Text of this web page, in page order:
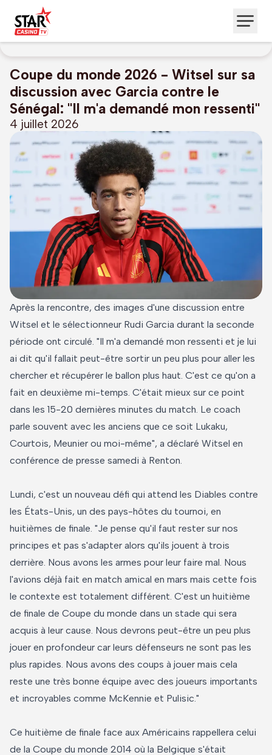
Coupe du monde 2026 - Witsel sur sa
discussion avec Garcia contre le
Sénégal: "Il m'a demandé mon ressenti"
4 juillet 2026
Après la rencontre, des images d'une discussion entre
Witsel et le sélectionneur Rudi Garcia durant la seconde
période ont circulé. "Il m'a demandé mon ressenti et je lui
ai dit qu'il fallait peut-être sortir un peu plus pour aller les
chercher et récupérer le ballon plus haut. C'est ce qu'on a
fait en deuxième mi-temps. C'était mieux sur ce point
dans les 15-20 dernières minutes du match. Le coach
parle souvent avec les anciens que ce soit Lukaku,
Courtois, Meunier ou moi-même", a déclaré Witsel en
conférence de presse samedi à Renton.
Lundi, c'est un nouveau défi qui attend les Diables contre
les États-Unis, un des pays-hôtes du tournoi, en
huitièmes de finale. "Je pense qu'il faut rester sur nos
principes et pas s'adapter alors qu'ils jouent à trois
derrière. Nous avons les armes pour leur faire mal. Nous
l'avions déjà fait en match amical en mars mais cette fois
le contexte est totalement différent. C'est un huitième
de finale de Coupe du monde dans un stade qui sera
acquis à leur cause. Nous devrons peut-être un peu plus
jouer en profondeur car leurs défenseurs ne sont pas les
plus rapides. Nous avons des coups à jouer mais cela
reste une très bonne équipe avec des joueurs importants
et incroyables comme McKennie et Pulisic."
Ce huitième de finale face aux Américains rappellera celui
de la Coupe du monde 2014 où la Belgique s'était